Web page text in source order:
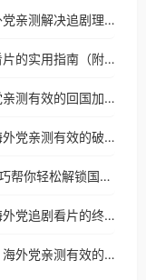
爱奇艺会员有地域限制吗知乎？海外党亲测解决追剧理财双难题的加速器攻略
国外能看爱奇艺么吗？海外党追剧看片的实用指南（附避坑技巧）
爱奇艺视频版权受限怎么办？海外党亲测有效的回国加速器选择指南
爱奇艺地域限制解决方法有哪些？海外党亲测有效的破界指南
在国外看爱奇艺总卡顿？3个实用技巧帮你轻松解锁国内影音与生活服务
爱奇艺提示处于非中国大陆地区？海外党追剧看片的终极解决方案来了
爱奇艺为什么在国外不能看视频了？海外党亲测有效的回国加速方案来了